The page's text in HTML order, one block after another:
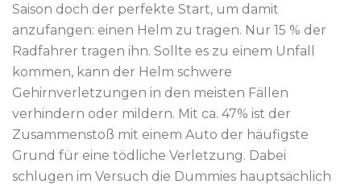
Saison doch der perfekte Start, um damit
anzufangen: einen Helm zu tragen. Nur 15 % der
Radfahrer tragen ihn. Sollte es zu einem Unfall
kommen, kann der Helm schwere
Gehirnverletzungen in den meisten Fällen
verhindern oder mildern. Mit ca. 47% ist der
Zusammenstoß mit einem Auto der häufigste
Grund für eine tödliche Verletzung. Dabei
schlugen im Versuch die Dummies hauptsächlich